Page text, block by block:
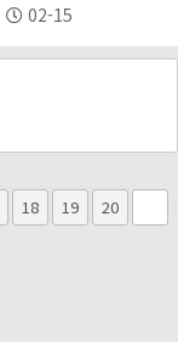
02-15
18 19 20